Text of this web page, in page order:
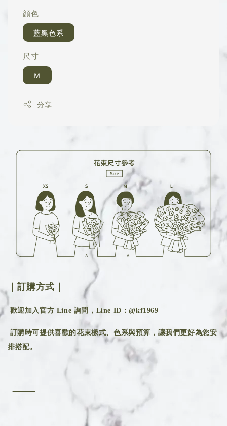
顔色
藍黑色系
尺寸
Ｍ
分享
｜訂購方式｜
歡迎加入官方 Line 詢問，Line ID：@kf1969
訂購時可提供喜歡的花束樣式、色系與預算，讓我們更好為您安
排搭配。
⸻